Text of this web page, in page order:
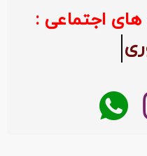
اجتماعی : خبر